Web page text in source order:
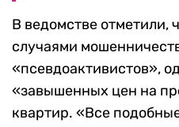
В ведомстве отметили,
случаями
«псевдоактивистов»,
«завышенных цен на
квартир. «Все